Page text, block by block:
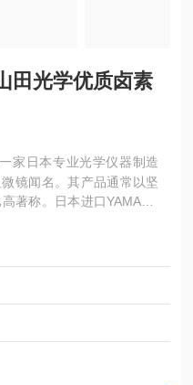
田光学优质卤素
家日本专业光学仪器制造
镜闻名。其产品通常以坚
著称。日本进口YAMADA